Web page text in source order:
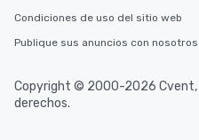
Condiciones de uso del sitio web
Publique sus anuncios con nosotros
Copyright © 2000-2026 Cvent,
derechos.